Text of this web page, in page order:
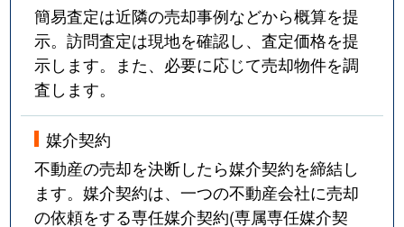
松代 3,500万円
つくば
松代
4,200万円
つくば
松代
松代
松代
4,100万円
つくば
簡易査定は近隣の売却事例などから概算を提
示。訪問査定は現地を確認し、査定価格を提
示します。また、必要に応じて売却物件を調
査します。
媒介契約
不動産の売却を決断したら媒介契約を締結し
ます。媒介契約は、一つの不動産会社に売却
の依頼をする専任媒介契約(専属専任媒介契